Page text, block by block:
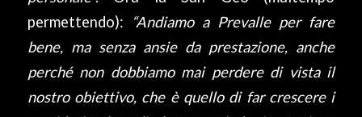
permettendo):
“Andiamo a Prevalle per fare
bene, ma senza ansie da prestazione, anche
perché non dobbiamo mai perdere di vista il
nostro obiettivo, che è quello di far crescere i